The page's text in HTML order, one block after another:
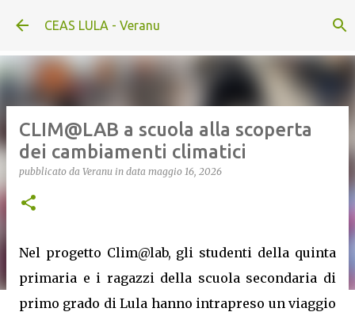
Passa ai contenuti principali
CEAS LULA - Veranu
CLIM@LAB a scuola alla scoperta
dei cambiamenti climatici
pubblicato da Veranu in data maggio 16, 2026
Nel progetto Clim@lab, gli studenti della quinta
primaria e i ragazzi della scuola secondaria di
primo grado di Lula hanno intrapreso un viaggio